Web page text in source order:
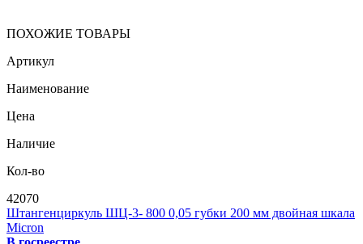
ПОХОЖИЕ ТОВАРЫ
Артикул
Наименование
Цена
Наличие
Кол-во
42070
Штангенциркуль ШЦ-3- 800 0,05 губки 200 мм двойная шкала
Micron